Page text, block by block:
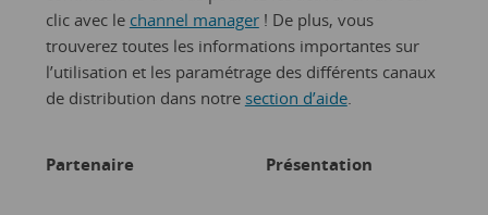
clic avec le channel manager! De plus, vous
trouverez toutes les informations importantes sur
l’utilisation et les paramétrage des différents canaux
de distribution dans notre section d’aide.
Partenaire Présentation